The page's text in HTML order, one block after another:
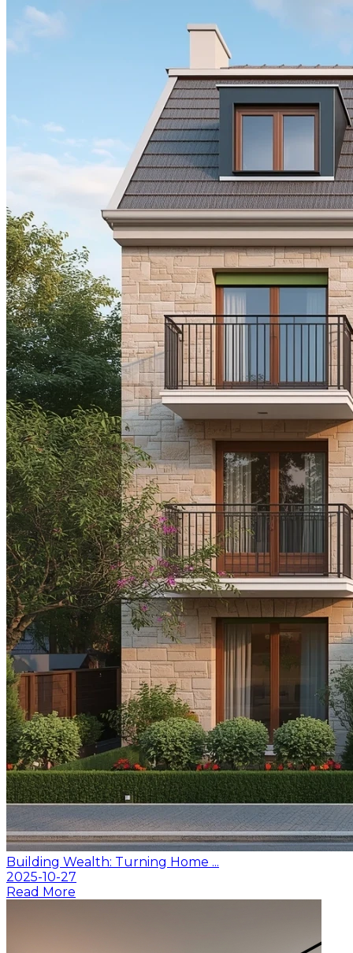
Building Wealth: Turning Home ...
2025-10-27
Read More